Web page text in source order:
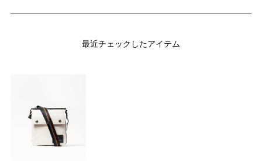
最近チェックしたアイテム